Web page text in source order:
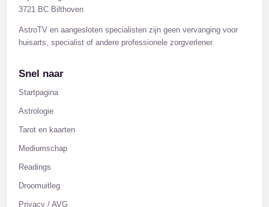
3721 BC Bilthoven
AstroTV en aangesloten specialisten zijn geen vervanging voor
huisarts, specialist of andere professionele zorgverlener.
Snel naar
Startpagina
Astrologie
Tarot en kaarten
Mediumschap
Readings
Droomuitleg
Privacy / AVG